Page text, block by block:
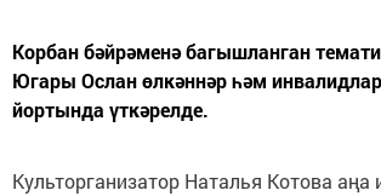
Корбан бәйрәменә багышланган
Югары Ослан өлкәннәр һәм
йортында үткәрелде.
Культорганизатор Наталья Котова аңа